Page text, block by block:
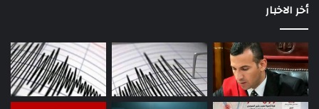
أخر الاخبار